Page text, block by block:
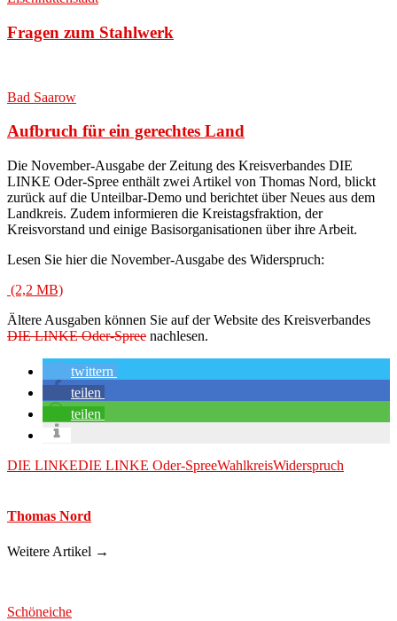
Fragen zum Stahlwerk
Bad Saarow
Aufbruch für ein gerechtes Land
Die November-Ausgabe der Zeitung des Kreisverbandes DIE
LINKE Oder-Spree enthält zwei Artikel von Thomas Nord, blickt
zurück auf die Unteilbar-Demo und berichtet über Neues aus dem
Landkreis. Zudem informieren die Kreistagsfraktion, der
Kreisvorstand und einige Basisorganisationen über ihre Arbeit.
Lesen Sie hier die November-Ausgabe des Widerspruch:
Ältere Ausgaben können Sie auf der Website des Kreisverbandes
DIE LINKE Oder-Spree nachlesen.
twittern
teilen
teilen
DIE LINKEDIE LINKE Oder-SpreeWahlkreisWiderspruch
Thomas Nord
Weitere Artikel →
Schöneiche